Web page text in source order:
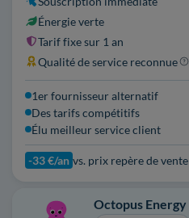
Énergie verte
Tarif fixe sur 1 an
Qualité de service reconnue
1er fournisseur alternatif
Des tarifs compétitifs
Élu meilleur service client
-33 €/an vs. prix repère de vente
Octopus Energy